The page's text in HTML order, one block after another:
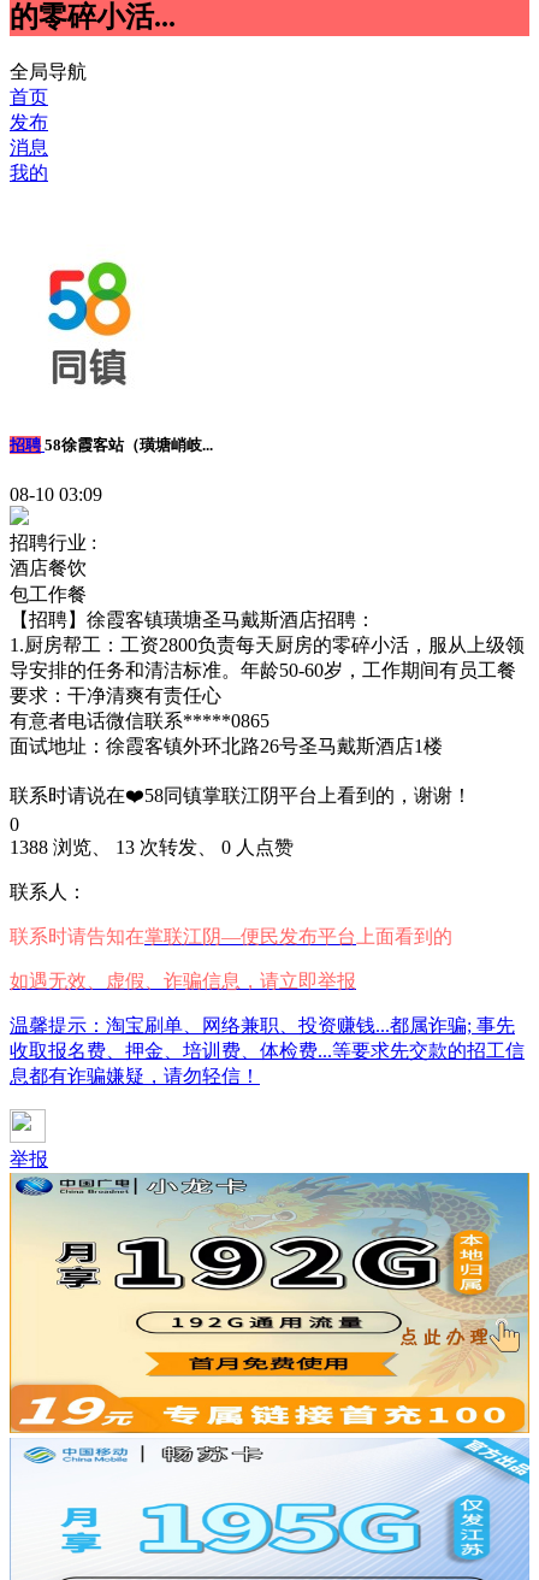
的零碎小活...
全局导航
首页
发布
消息
我的
招聘 58徐霞客站（璜塘峭岐...
08-10 03:09
招聘行业 :
酒店餐饮
包工作餐
【招聘】徐霞客镇璜塘圣马戴斯酒店招聘：
1.厨房帮工：工资2800负责每天厨房的零碎小活，服从上级领
导安排的任务和清洁标准。年龄50-60岁，工作期间有员工餐
要求：干净清爽有责任心
有意者电话微信联系*****0865
面试地址：徐霞客镇外环北路26号圣马戴斯酒店1楼
联系时请说在❤️58同镇掌联江阴平台上看到的，谢谢！
0
1388 浏览、 13 次转发、 0 人点赞
联系人：
联系时请告知在掌联江阴—便民发布平台 上面看到的
如遇无效、虚假、诈骗信息，请立即举报
温馨提示：淘宝刷单、网络兼职、投资赚钱...都属诈骗; 事先
收取报名费、押金、培训费、体检费...等要求先交款的招工信
息都有诈骗嫌疑，请勿轻信！
举报